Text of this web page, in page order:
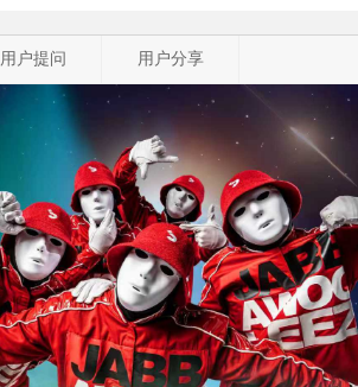
用户提问 用户分享